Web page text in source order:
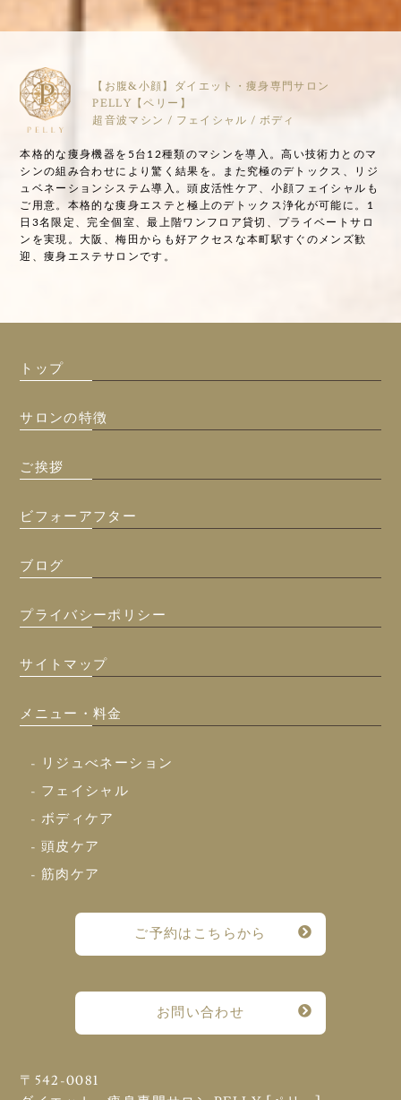
【お腹&小顔】ダイエット・痩身専門サロン
PELLY【ペリー】
超音波マシン / フェイシャル / ボディ
本格的な痩身機器を5台12種類のマシンを導入。高い技術力とのマ
シンの組み合わせにより驚く結果を。また究極のデトックス、リジ
ュベネーションシステム導入。頭皮活性ケア、小顔フェイシャルも
ご用意。本格的な痩身エステと極上のデトックス浄化が可能に。1
日3名限定、完全個室、最上階ワンフロア貸切、プライベートサロ
ンを実現。大阪、梅田からも好アクセスな本町駅すぐのメンズ歓
迎、痩身エステサロンです。
トップ
サロンの特徴
ご挨拶
ビフォーアフター
ブログ
プライバシーポリシー
サイトマップ
メニュー・料金
- リジュべネーション
- フェイシャル
- ボディケア
- 頭皮ケア
- 筋肉ケア
ご予約はこちらから
お問い合わせ
〒542-0081